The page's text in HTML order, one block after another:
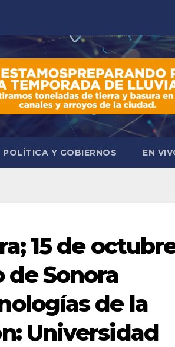
POLÍTICA Y GOBIERNOS EN
15 de
de Sonora
de la
Universidad